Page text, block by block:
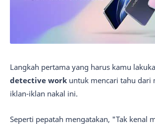
Langkah pertama yang harus kamu
detective work untuk mencari tahu dari
iklan-iklan nakal ini.
Seperti pepatah mengatakan, "Tak kenal